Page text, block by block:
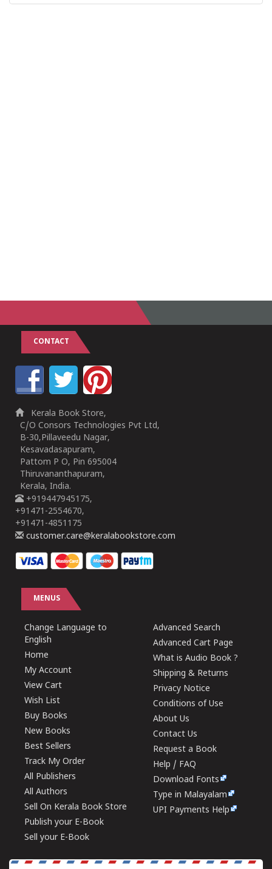
CONTACT
Kerala Book Store,
C/O Consors Technologies Pvt Ltd,
B-30,Pillaveedu Nagar,
Kesavadasapuram,
Pattom P O, Pin 695004
Thiruvananthapuram,
Kerala, India.
+919447945175,
+91471-2554670,
+91471-4851175
customer.care@keralabookstore.com
MENUS
Change Language to
English
Home
My Account
View Cart
Wish List
Buy Books
New Books
Best Sellers
Track My Order
All Publishers
All Authors
Sell On Kerala Book Store
Publish your E-Book
Sell your E-Book
Advanced Search
Advanced Cart Page
What is Audio Book ?
Shipping & Returns
Privacy Notice
Conditions of Use
About Us
Contact Us
Request a Book
Help / FAQ
Download Fonts
Type in Malayalam
UPI Payments Help